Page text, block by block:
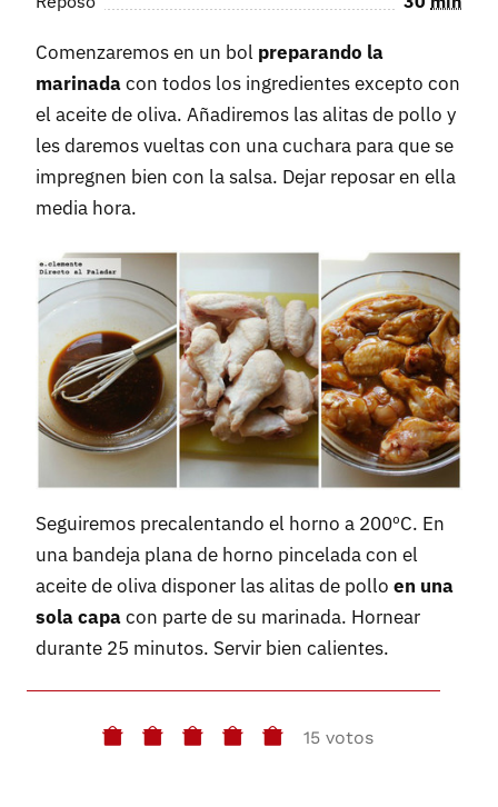
Comenzaremos en un bol preparando la
marinadacon todos los ingredientes excepto con
el aceite de oliva. Añadiremos las alitas de pollo y
les daremos vueltas con una cuchara para que se
impregnen bien con la salsa. Dejar reposar en ella
media hora.
Seguiremos precalentando el horno a 200ºC. En
una bandeja plana de horno pincelada con el
aceite de oliva disponer las alitas de pollo en una
sola capacon parte de su marinada. Hornear
durante 25 minutos. Servir bien calientes.
15 votos